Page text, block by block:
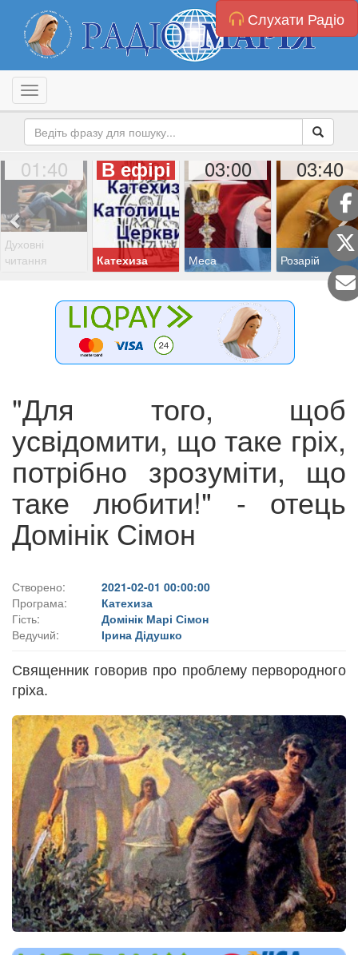
Слухати Радіо
Toggle navigation
01:40
Духовні
читання
В ефірі
Катехиза
03:00
Меса
03:40
Розарій
"Для того, щоб
усвідомити, що таке гріх,
потрібно зрозуміти, що
таке любити!" - отець
Домінік Сімон
Створено:
2021-02-01 00:00:00
Програма:
Катехиза
Гість:
Домінік Марі Сімон
Ведучий:
Ірина Дідушко
Священник говорив про проблему первородного
гріха.